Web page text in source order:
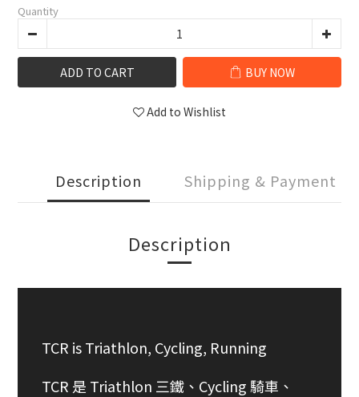
Quantity
ADD TO CART BUY NOW
Add to Wishlist
Description Shipping & Payment
Description
TCR is Triathlon, Cycling, Running
TCR 是 Triathlon 三鐵、Cycling 騎車、